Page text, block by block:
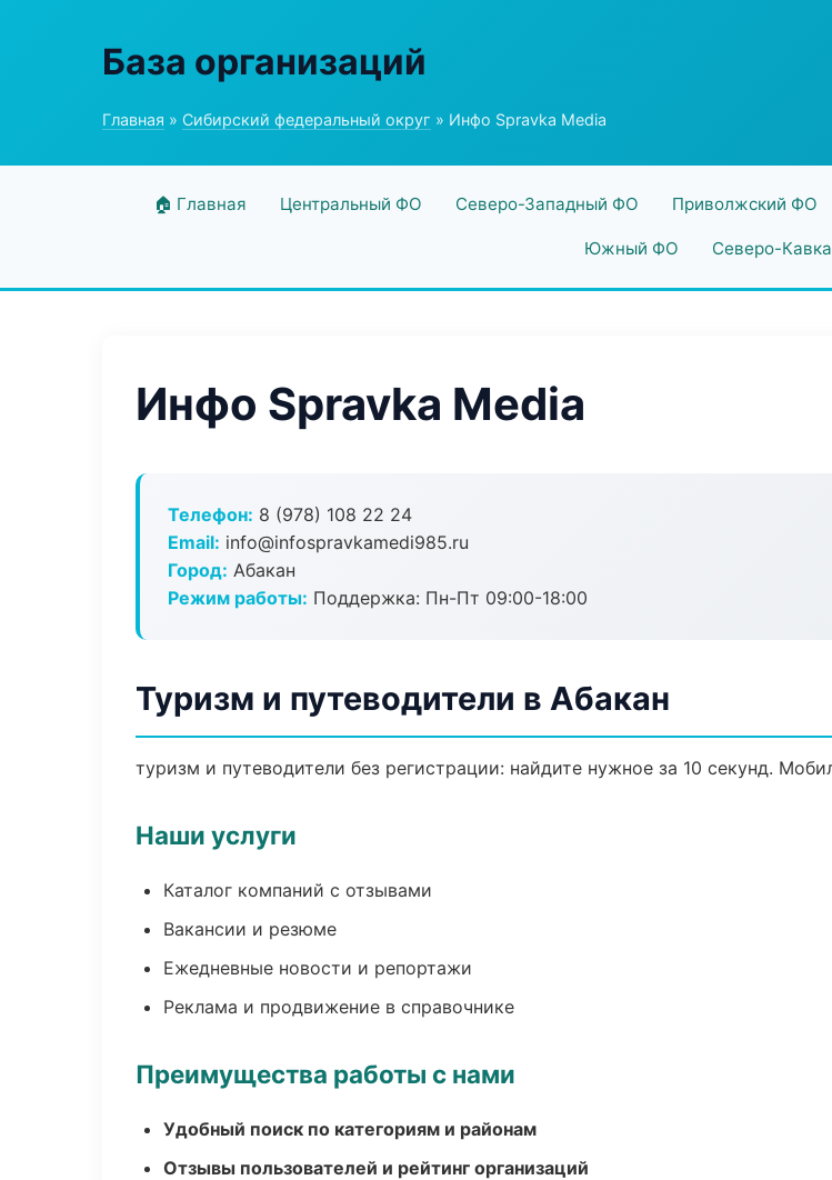
База организаций
Главная » Сибирский федеральный округ » Инфо Spravka Media
🏠 Главная Центральный ФО Северо-Западный ФО Приволжский ФО
Южный ФО Северо-
Инфо Spravka Media
Телефон: 8 (978) 108 22 24
Email: info@infospravkamedi985.ru
Город: Абакан
Режим работы: Поддержка: Пн-Пт 09:00-18:00
Туризм и путеводители в Абакан
туризм и путеводители без регистрации: найдите нужное за 10 секунд.
Наши услуги
Каталог компаний с отзывами
Вакансии и резюме
Ежедневные новости и репортажи
Реклама и продвижение в справочнике
Преимущества работы с нами
Удобный поиск по категориям и районам
Отзывы пользователей и рейтинг организаций